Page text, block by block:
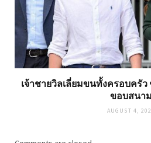
เจ้าชายวิลเลี่ยมขนทั้งครอบครั
ขอบสนาม
AUGUST 4,